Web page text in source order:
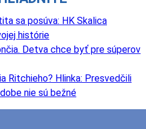
sa posúva: HK Skalica
histórie
Detva chce byť pre súperov
Ritchieho? Hlinka: Presvedčili
nie sú bežné